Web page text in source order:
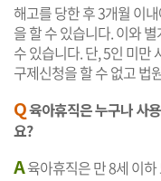
해고를 당한 후 3개월 이
을 할 수 있습니다. 이와
수 있습니다. 단, 5인 미만
구제신청을 할 수 없고 법
Q육아휴직은 누구나 사
요?
A육아휴직은 만 8세 이하